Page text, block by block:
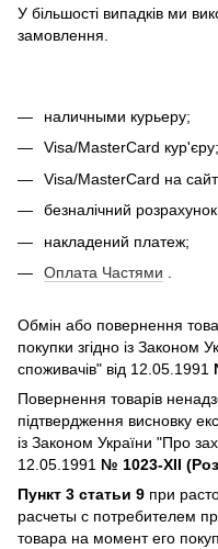
У більшості випадків ми
замовлення.
наличными курьеру;
Visa/MasterCard кур'єру;
Visa/MasterCard на
безналічний
накладений платеж;
Оплата Частями
Обмін або повернення
покупки згідно із Законом
споживачів" від 12.05.1991
Повернення товарів
підтвердження висновку
із Законом України "Про
12.05.1991 № 1023-XII
Пункт 3 статьи 9 при
расчеты с потребителем
товара на момент его